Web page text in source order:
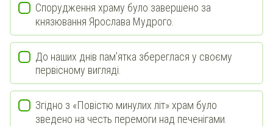
Спорудження храму було завершено за
князювання Ярослава Мудрого.
До наших днів пам’ятка збереглася у своєму
первісному вигляді.
Згідно з «Повістю минулих літ» храм було
зведено на честь перемоги над печенігами.